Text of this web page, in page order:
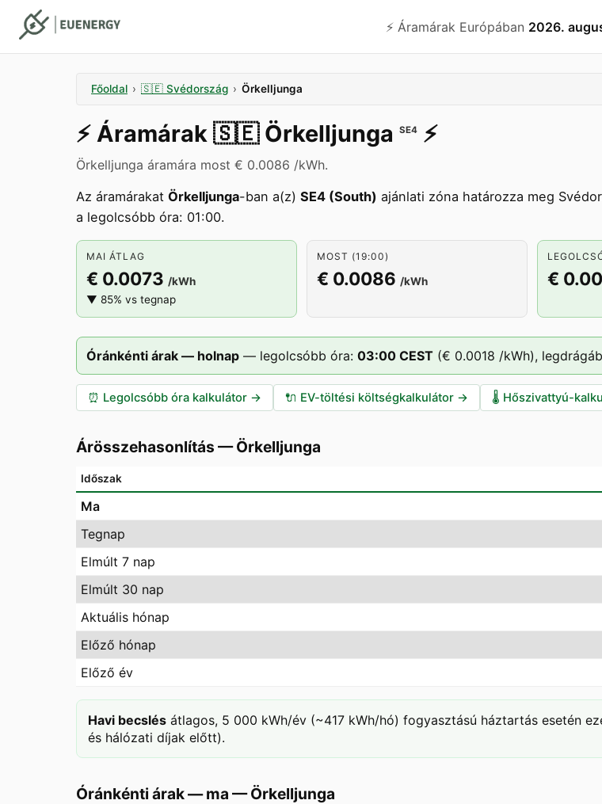
⚡️ Áramárak Európában 2026.
Főoldal › 🇸🇪 Svédország › Örkelljunga
⚡️ Áramárak 🇸🇪 Örkelljunga SE4 ⚡️
Örkelljunga áramára most € 0.0086 /kWh.
Az áramárakat Örkelljunga-ban a(z) SE4 (South) ajánlati zóna határozza meg
a legolcsóbb óra: 01:00.
MAI ÁTLAG
€ 0.0073 /kWh
▼ 85% vs tegnap
MOST (19:00)
€ 0.0086 /kWh €
Óránkénti árak — holnap — legolcsóbb óra: 03:00 CEST (€ 0.0018 /kWh),
⏰ Legolcsóbb óra kalkulátor → 🔌 EV-töltési költségkalkulátor → 🌡️ Hőszivattyú-
Árösszehasonlítás —Örkelljunga
Időszak
Ma
Tegnap
Elmúlt 7 nap
Elmúlt 30 nap
Aktuális hónap
Előző hónap
Előző év
Havi becslés átlagos, 5 000 kWh/év (~417 kWh/hó) fogyasztású háztartás esetén
és hálózati díjak előtt).
Óránkénti árak — ma —Örkelljunga